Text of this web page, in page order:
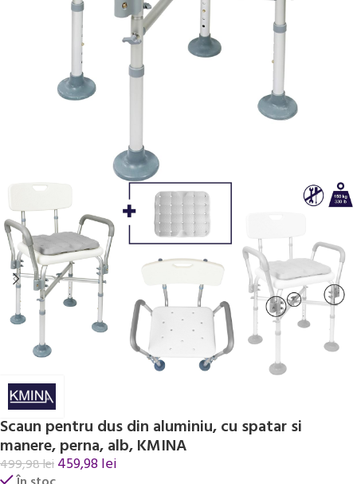
Scaun pentru dus din aluminiu, cu spatar si
manere, perna, alb, KMINA
499,98lei459,98lei